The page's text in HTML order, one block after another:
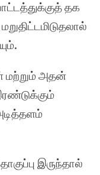
தக
மற்றும் அதன்
இருந்தால்